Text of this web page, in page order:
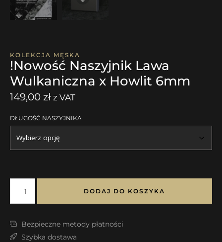
KOLEKCJA MĘSKA
!Nowość Naszyjnik Lawa
Wulkaniczna x Howlit 6mm
149,00 zł z VAT
DŁUGOŚĆ NASZYJNIKA
DODAJ DO KOSZYKA
Bezpieczne metody płatności
Szybka dostawa